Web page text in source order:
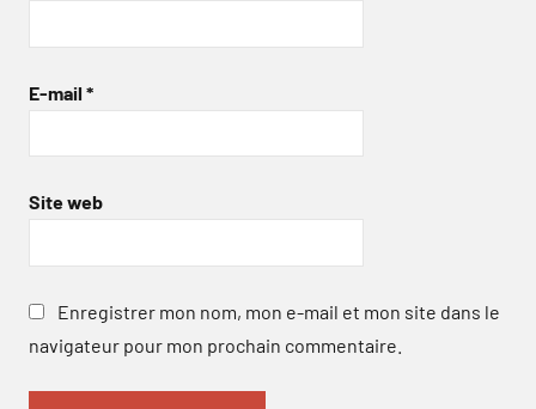
E-mail *
Site web
Enregistrer mon nom, mon e-mail et mon site dans le
navigateur pour mon prochain commentaire.